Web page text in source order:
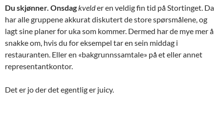
Du skjønner. Onsdagkvelder en veldig fin tid på Stortinget. Da
har alle gruppene akkurat diskutert de store spørsmålene, og
lagt sine planer for uka som kommer. Dermed har de mye mer å
snakke om, hvis du for eksempel tar en sein middag i
restauranten. Eller en «bakgrunnssamtale» på et eller annet
representantkontor.
Det er jo der det egentlig er juicy.